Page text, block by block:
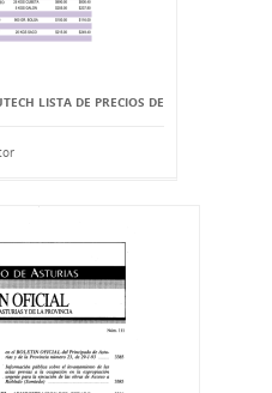
LISTA DE PRECIOS DE